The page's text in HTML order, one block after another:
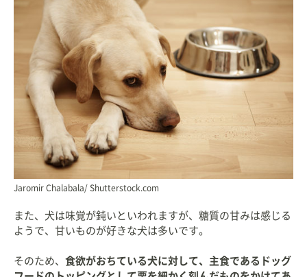
Jaromir Chalabala/ Shutterstock.com
また、犬は味覚が鈍いといわれますが、糖質の甘みは感じる
ようで、甘いものが好きな犬は多いです。
そのため、 食欲がおちている犬に対して、主食であるドッグ